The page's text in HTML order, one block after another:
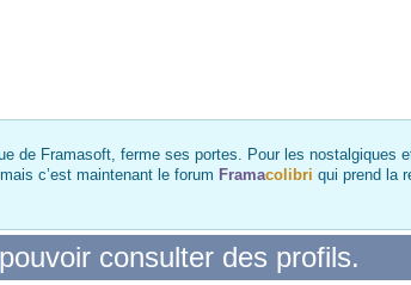
de Framasoft, ferme ses portes. Pour les nostalgiques
c’est maintenant le forum Framacolibri qui prend la
consulter des profils.